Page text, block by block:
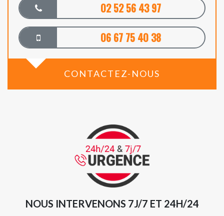
02 52 56 43 97
06 67 75 40 38
CONTACTEZ-NOUS
NOUS INTERVENONS 7J/7 ET 24H/24